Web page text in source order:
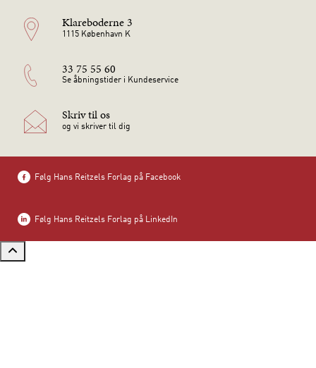
Klareboderne 3
1115 København K
33 75 55 60
Se åbningstider i Kundeservice
Skriv til os
og vi skriver til dig
Følg Hans Reitzels Forlag på Facebook
Følg Hans Reitzels Forlag på LinkedIn